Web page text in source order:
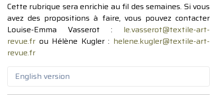
Cette rubrique sera enrichie au fil des semaines. Si vous
avez des propositions à faire, vous pouvez contacter
Louise-Emma Vasserot : le.vasserot@textile-art-
revue.fr ou Hélène Kugler : helene.kugler@textile-art-
revue.fr
English version